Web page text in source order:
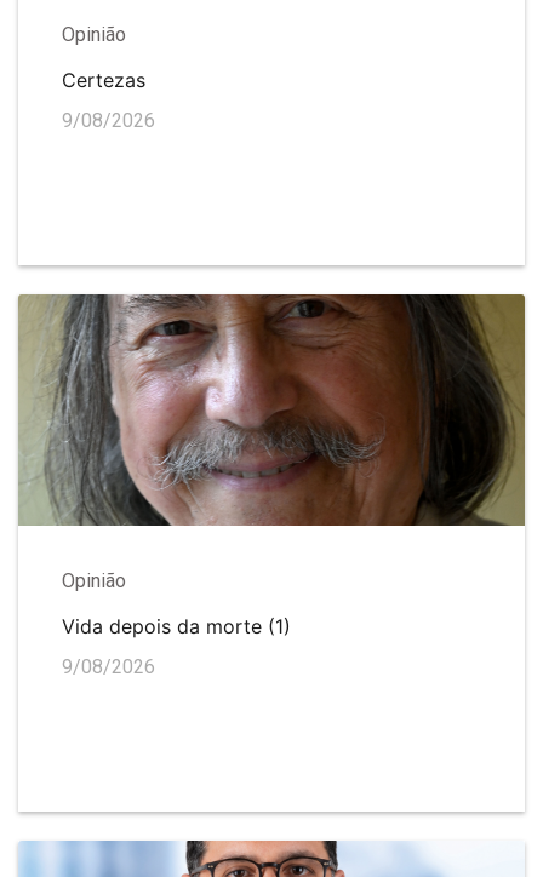
Opinião
Certezas
9/08/2026
Opinião
Vida depois da morte (1)
9/08/2026